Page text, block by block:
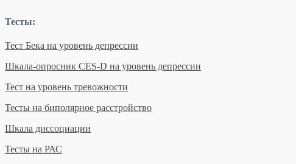
Тесты:
Тест Бека на уровень депрессии
Шкала-опросник CES-D на уровень депрессии
Тест на уровень тревожности
Тесты на биполярное расстройство
Шкала диссоциации
Тесты на РАС